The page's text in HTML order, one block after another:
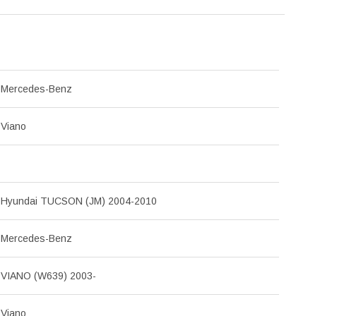
Mercedes-Benz
Viano
Hyundai TUCSON (JM) 2004-2010
Mercedes-Benz
VIANO (W639) 2003-
Viano